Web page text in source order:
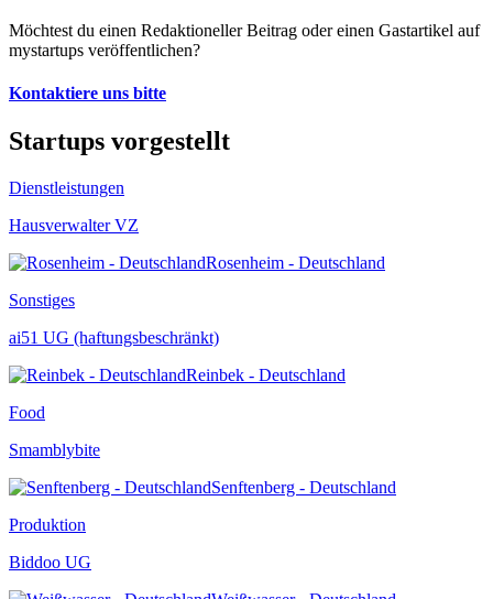
Möchtest du einen Redaktioneller Beitrag oder einen Gastartikel auf
mystartups veröffentlichen?
Kontaktiere uns bitte
Startups vorgestellt
Dienstleistungen
Hausverwalter VZ
Rosenheim - Deutschland
Sonstiges
ai51 UG (haftungsbeschränkt)
Reinbek - Deutschland
Food
Smamblybite
Senftenberg - Deutschland
Produktion
Biddoo UG